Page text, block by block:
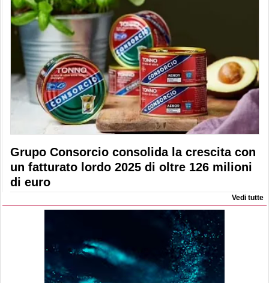
Grupo Consorcio consolida la crescita con
un fatturato lordo 2025 di oltre 126 milioni
di euro
Vedi tutte